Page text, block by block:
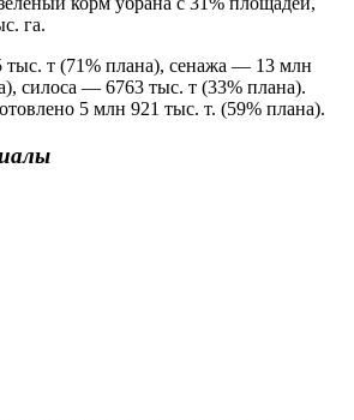
га.
тыс. т (71% плана), сенажа — 13 млн
силоса — 6763 тыс. т (33% плана).
5 млн 921 тыс. т. (59% плана).